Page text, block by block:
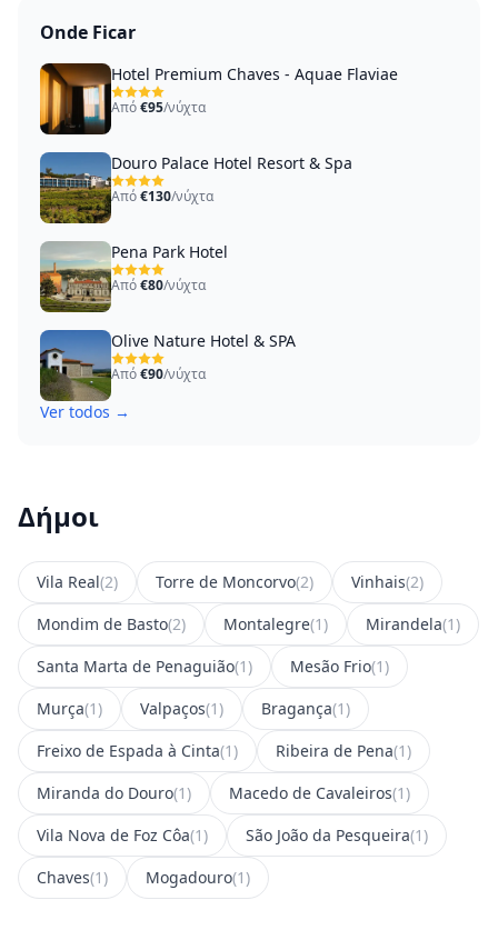
Onde Ficar
Hotel Premium Chaves - Aquae Flaviae
Από€95/νύχτα
Douro Palace Hotel Resort & Spa
Από€130/νύχτα
Pena Park Hotel
Από€80/νύχτα
Olive Nature Hotel & SPA
Από€90/νύχτα
Ver todos →
Δήμοι
Vila Real(2) Torre de Moncorvo(2) Vinhais(2)
Mondim de Basto(2) Montalegre(1) Mirandela(1)
Santa Marta de Penaguião(1) Mesão Frio(1)
Murça(1) Valpaços(1) Bragança(1)
Freixo de Espada à Cinta(1) Ribeira de Pena(1)
Miranda do Douro(1) Macedo de Cavaleiros(1)
Vila Nova de Foz Côa(1) São João da Pesqueira(1)
Chaves(1) Mogadouro(1)